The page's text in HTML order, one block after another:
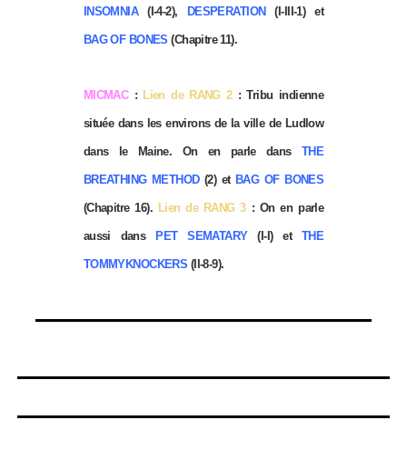
INSOMNIA(I-4-2), DESPERATION(I-III-1) et
BAG OF BONES(Chapitre 11).
MICMAC: Lien de RANG 2: Tribu indienne
située dans les environs de la ville de Ludlow
dans le Maine. On en parle dans THE
BREATHING METHOD(2) et BAG OF BONES
(Chapitre 16). Lien de RANG 3: On en parle
aussi dans PET SEMATARY(I-I) et THE
TOMMYKNOCKERS (II-8-9).